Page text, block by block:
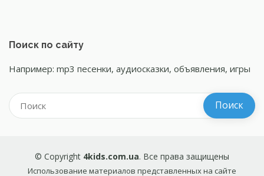
Поиск по сайту
Например: mp3 песенки, аудиосказки, объявления, игры
© Copyright 4kids.com.ua. Все права защищены
Использование материалов представленных на сайте